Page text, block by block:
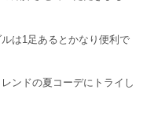
は1足あるとかなり便利で
ンドの夏コーデにトライし